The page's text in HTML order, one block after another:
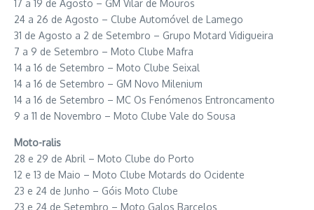
17 a 19 de Agosto – GM Vilar de Mouros
24 a 26 de Agosto – Clube Automóvel de Lamego
31 de Agosto a 2 de Setembro – Grupo Motard Vidigueira
7 a 9 de Setembro – Moto Clube Mafra
14 a 16 de Setembro – Moto Clube Seixal
14 a 16 de Setembro – GM Novo Milenium
14 a 16 de Setembro – MC Os Fenómenos Entroncamento
9 a 11 de Novembro – Moto Clube Vale do Sousa
Moto-ralis
28 e 29 de Abril – Moto Clube do Porto
12 e 13 de Maio – Moto Clube Motards do Ocidente
23 e 24 de Junho – Góis Moto Clube
23 e 24 de Setembro – Moto Galos Barcelos